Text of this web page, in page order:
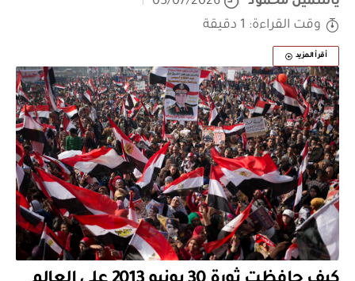
وقت القراءة: 1 دقيقة
أقرأ المزيد